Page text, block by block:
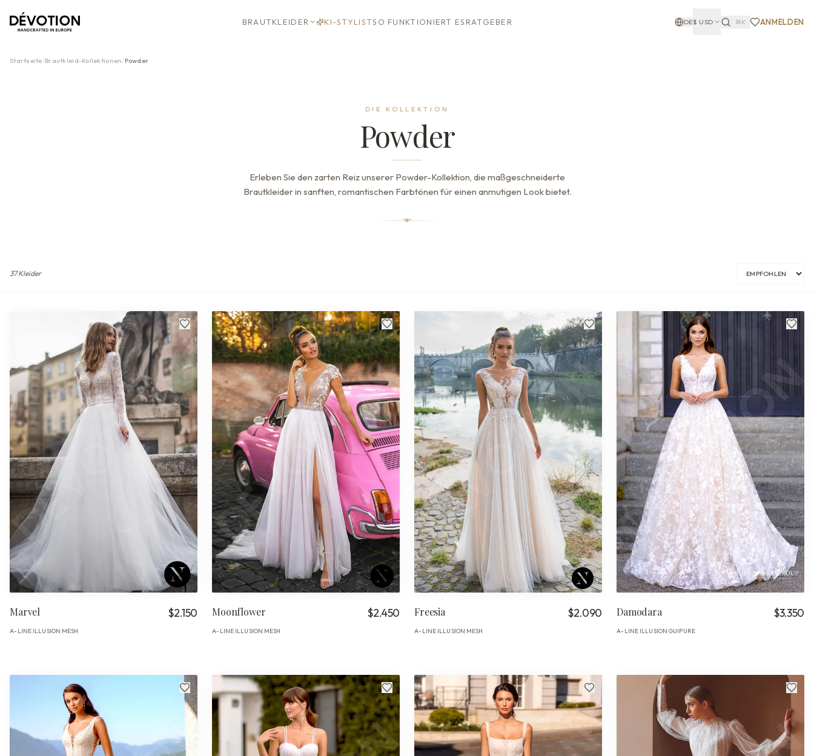
BRAUTKLEIDER KI-STYLISTSO FUNKTIONIERT ES RATGEBER DE$ USD ⌘K ANMELDEN
Startseite/Brautkleid-Kollektionen/Powder
DIE KOLLEKTION
Powder
Erleben Sie den zarten Reiz unserer Powder-Kollektion, die maßgeschneiderte
Brautkleider in sanften, romantischen Farbtönen für einen anmutigen Look bietet.
37 Kleider
Marvel $2.150
A-LINE·ILLUSION·MESH
Moonflower $2.450
A-LINE·ILLUSION·MESH
Freesia $2.090
A-LINE·ILLUSION·MESH
Damodara $3.350
A-LINE·ILLUSION·GUIPURE